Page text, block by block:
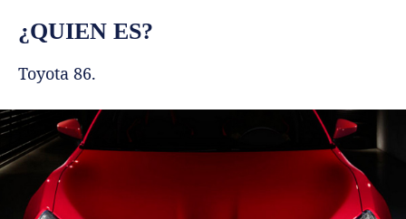
¿QUIEN ES?
Toyota 86.